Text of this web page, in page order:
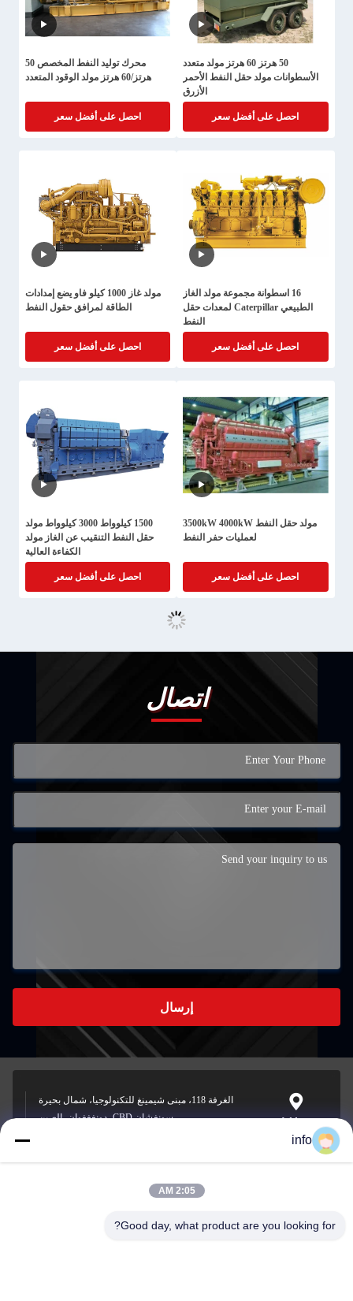
50 هرتز 60 هرتز مولد متعدد
الأسطوانات مولد حقل النفط الأحمر
الأزرق
احصل على أفضل سعر
محرك توليد النفط المخصص 50
هرتز/60 هرتز مولد الوقود المتعدد
احصل على أفضل سعر
16 اسطوانة مجموعة مولد الغاز
الطبيعي Caterpillar لمعدات حقل
النفط
احصل على أفضل سعر
مولد غاز 1000 كيلو فاو يضع إمدادات
الطاقة لمرافق حقول النفط
احصل على أفضل سعر
مولد حقل النفط 3500kW 4000kW
لعمليات حفر النفط
احصل على أفضل سعر
1500 كيلوواط 3000 كيلوواط مولد
حقل النفط التنقيب عن الغاز مولد
الكفاءة العالية
احصل على أفضل سعر
اتصال
إرسال
Address
الغرفة 118، مبنى شيمينغ للتكنولوجيا، شمال بحيرة
سونغشان CBD، دونغغغوان، الصين
info@gdpowerplus.com
info
2:05 AM
Good day, what product are you looking for?